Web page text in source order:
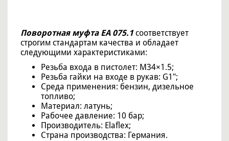
Поворотная муфта EA 075.1 соответствует
строгим стандартам качества и обладает
следующими характеристиками:
Резьба входа в пистолет: М34×1.5;
Резьба гайки на входе в рукав: G1";
Среда применения: бензин, дизельное
топливо;
Материал: латунь;
Рабочее давление: 10 бар;
Производитель: Elaflex;
Страна производства: Германия.